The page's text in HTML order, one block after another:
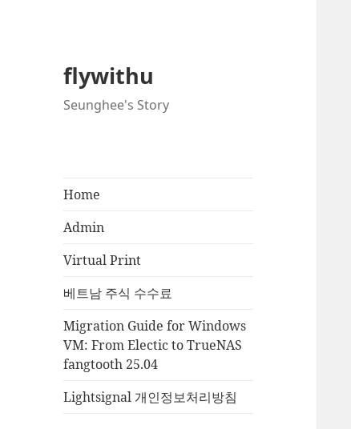
flywithu
Seunghee's Story
Home
Admin
Virtual Print
베트남 주식 수수료
Migration Guide for Windows
VM: From Electic to TrueNAS
fangtooth 25.04
Lightsignal 개인정보처리방침